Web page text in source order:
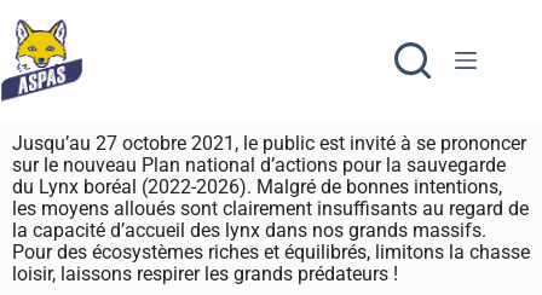
Jusqu’au 27 octobre 2021, le public est invité à se prononcer
sur le nouveau Plan national d’actions pour la sauvegarde
du Lynx boréal (2022-2026). Malgré de bonnes intentions,
les moyens alloués sont clairement insuffisants au regard de
la capacité d’accueil des lynx dans nos grands massifs.
Pour des écosystèmes riches et équilibrés, limitons la chasse
loisir, laissons respirer les grands prédateurs !